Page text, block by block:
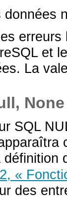
données
et
La
None
SQL
définition
«
des